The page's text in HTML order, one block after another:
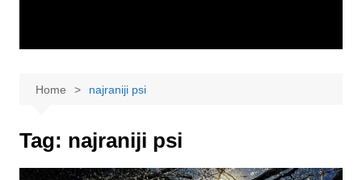
Home najraniji psi
Tag: najraniji psi